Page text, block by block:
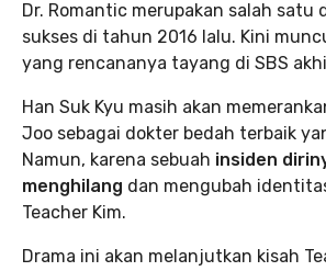
Dr. Romantic merupakan salah satu
sukses di tahun 2016 lalu. Kini
yang rencananya tayang di SBS
Han Suk Kyu masih akan
Joo sebagai dokter bedah terbaik
Namun, karena sebuah insiden
menghilang dan mengubah
Teacher Kim.
Drama ini akan melanjutkan kisah